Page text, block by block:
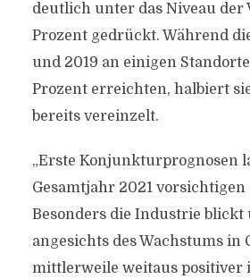
deutlich unter das Niveau der
Prozent gedrückt. Während
und 2019 an einigen
Prozent erreichten, halbiert
bereits vereinzelt.
„Erste Konjunkturprognosen
Gesamtjahr 2021
Besonders die Industrie blickt
angesichts des Wachstums in
mittlerweile weitaus positiver